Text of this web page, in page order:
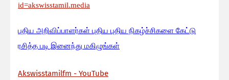
id=akswisstamil.media
புதிய அறிவிப்பாளர்கள் புதிய புதிய நிகழ்ச்சிகளை கேட்டு
ரசித்த படி இனைந்து மகிழுங்கள்
Akswisstamilfm - YouTube